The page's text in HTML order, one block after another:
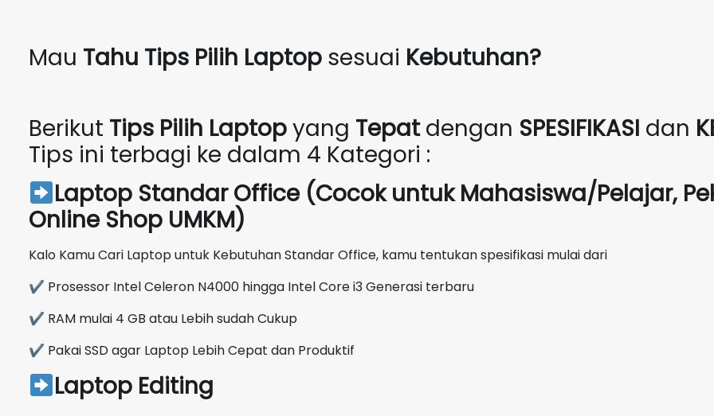
Mau Tahu Tips Pilih Laptop sesuai Kebutuhan?
Berikut Tips Pilih Laptopyang Tepatdengan SPESIFIKASI dan
Tips ini terbagi ke dalam 4 Kategori :
Laptop Standar Office (Cocok untuk Mahasiswa/Pelajar,
Online Shop UMKM)
Kalo Kamu Cari Laptop untuk Kebutuhan Standar Office, kamu tentukan spesifikasi mulai dari
✔ Prosessor Intel Celeron N4000 hingga Intel Core i3 Generasi terbaru
✔ RAM mulai 4 GB atau Lebih sudah Cukup
✔ Pakai SSD agar Laptop Lebih Cepat dan Produktif
Laptop Editing